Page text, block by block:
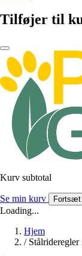
Tilføjer til
Kurv subtotal
Se min kurv Fortsæt
Loading...
Hjem
/